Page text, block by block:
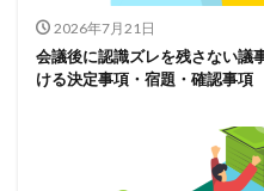
2026年7月21日
会議後に認識ズレを残さない議
ける決定事項・宿題・確認事項